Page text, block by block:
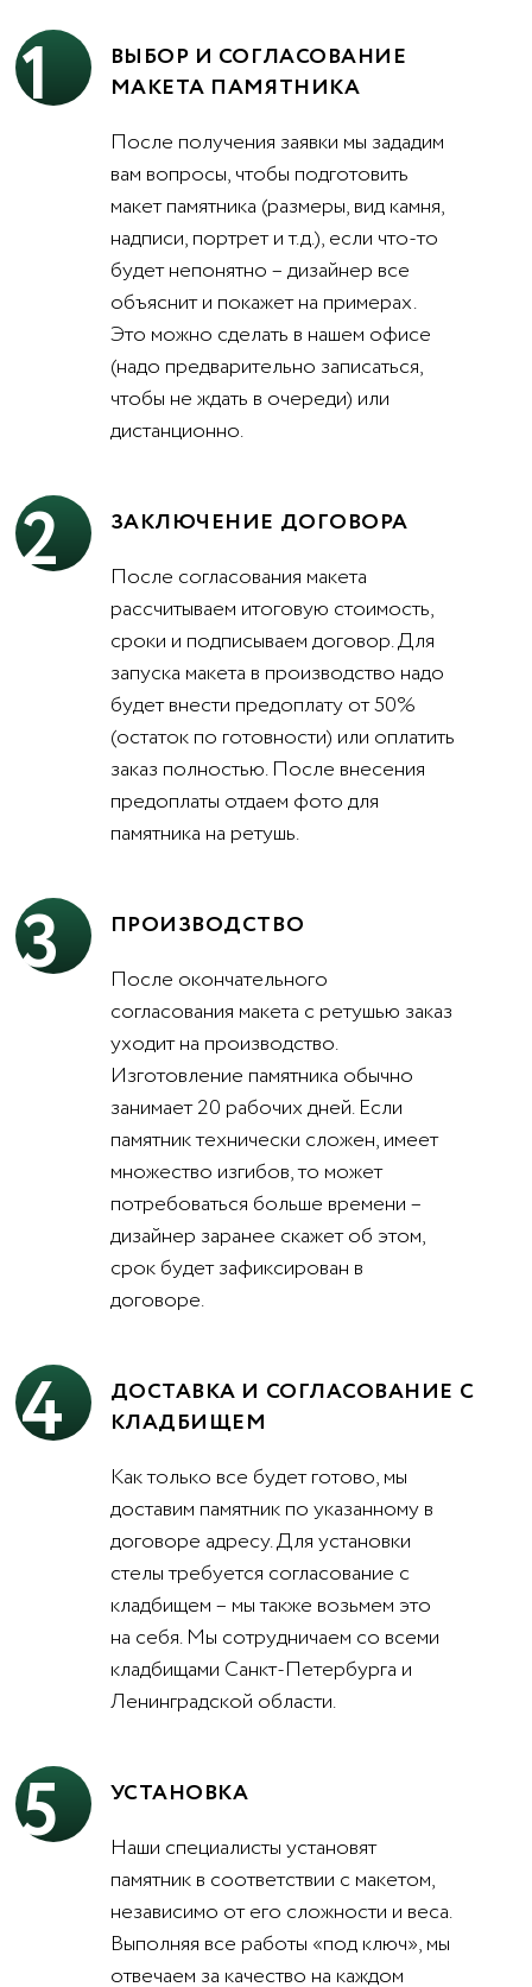
1
ВЫБОР И СОГЛАСОВАНИЕ
МАКЕТА ПАМЯТНИКА
После получения заявки мы зададим
вам вопросы, чтобы подготовить
макет памятника (размеры, вид камня,
надписи, портрет и т.д.), если что-то
будет непонятно – дизайнер все
объяснит и покажет на примерах.
Это можно сделать в нашем офисе
(надо предварительно записаться,
чтобы не ждать в очереди) или
дистанционно.
2
ЗАКЛЮЧЕНИЕ ДОГОВОРА
После согласования макета
рассчитываем итоговую стоимость,
сроки и подписываем договор. Для
запуска макета в производство надо
будет внести предоплату от 50%
(остаток по готовности) или оплатить
заказ полностью. После внесения
предоплаты отдаем фото для
памятника на ретушь.
3
ПРОИЗВОДСТВО
После окончательного
согласования макета с ретушью заказ
уходит на производство.
Изготовление памятника обычно
занимает 20 рабочих дней. Если
памятник технически сложен, имеет
множество изгибов, то может
потребоваться больше времени –
дизайнер заранее скажет об этом,
срок будет зафиксирован в
договоре.
4
ДОСТАВКА И СОГЛАСОВАНИЕ С
КЛАДБИЩЕМ
Как только все будет готово, мы
доставим памятник по указанному в
договоре адресу. Для установки
стелы требуется согласование с
кладбищем – мы также возьмем это
на себя. Мы сотрудничаем со всеми
кладбищами Санкт-Петербурга и
Ленинградской области.
5
УСТАНОВКА
Наши специалисты установят
памятник в соответствии с макетом,
независимо от его сложности и веса.
Выполняя все работы «под ключ», мы
отвечаем за качество на каждом